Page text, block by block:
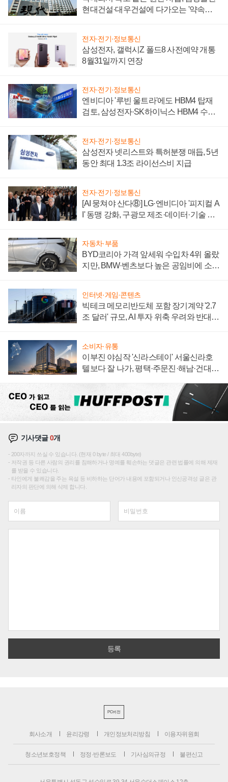
현대건설·대우건설에 다가오는 '약속의
전자·전기·정보통신
삼성전자, 갤럭시Z 폴드8 사전예약 개통
8월31일까지 연장
전자·전기·정보통신
엔비디아 '루빈 울트라'에도 HBM4 탑재
검토, 삼성전자·SK하이닉스 HBM4 수율
전자·전기·정보통신
삼성전자 넷리스트와 특허분쟁 매듭, 5년
동안 최대 1.3조 라이선스비 지급
전자·전기·정보통신
[AI 뭉쳐야 산다⑧] LG·엔비디아 '피지컬 A
I' 동맹 강화, 구광모 제조·데이터·기술 결
자동차·부품
BYD코리아 가격 앞세워 수입차 4위 올랐
지만, BMW·벤츠보다 높은 공임비에 소비
인터넷·게임·콘텐츠
빅테크 메모리반도체 포함 장기계약 '2.7
조 달러' 규모, AI 투자 위축 우려와 반대
소비자·유통
이부진 야심작 '신라스테이' 서울신라호
텔보다 잘 나가, 평택·주문진·해남·건대로
기사댓글0개
200자까지 쓰실 수 있습니다. (현재 0 byte / 최대 400byte)
저작권 등 다른 사람의 권리를 침해하거나 명예를 훼손하는 댓글은 관련 법률에 의해 제재
를 받을 수 있습니다.
타인에게 불쾌감을 주는 욕설 등 비하하는 단어가 내용에 포함되거나 인신공격성 글은 관
리자의 판단에 의해 삭제 합니다.
PC버전
회사소개 윤리강령 개인정보처리방침 이용자위원회
청소년보호정책 정정·반론보도 기사심의규정 불편신고